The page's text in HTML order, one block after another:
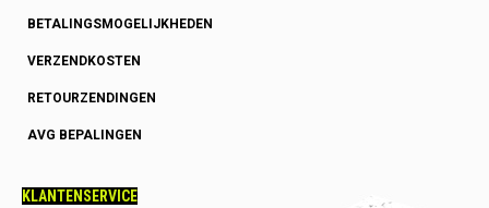
BETALINGSMOGELIJKHEDEN
VERZENDKOSTEN
RETOURZENDINGEN
AVG BEPALINGEN
KLANTENSERVICE